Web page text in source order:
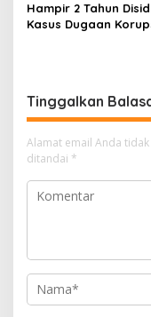
Hampir 2 Tahun
Kasus Dugaan
Tinggalkan
Alamat email Anda
ditandai *